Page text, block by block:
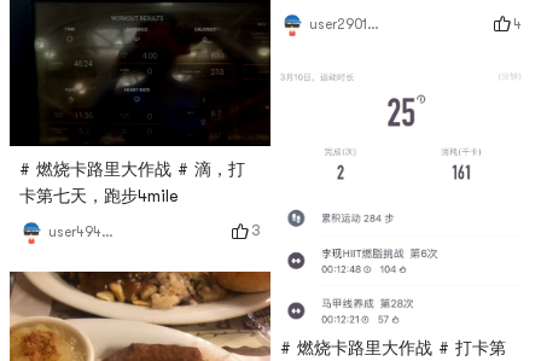
# 燃烧卡路里大作战 # 滴，打
卡第七天，跑步4mile
user4946465347 3
了，继续努力💪
user2901968043 4
# 燃烧卡路里大作战 # 打卡第